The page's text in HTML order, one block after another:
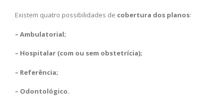
Existem quatro possibilidades de cobertura dos planos:
– Ambulatorial;
– Hospitalar (com ou sem obstetrícia);
– Referência;
– Odontológico.